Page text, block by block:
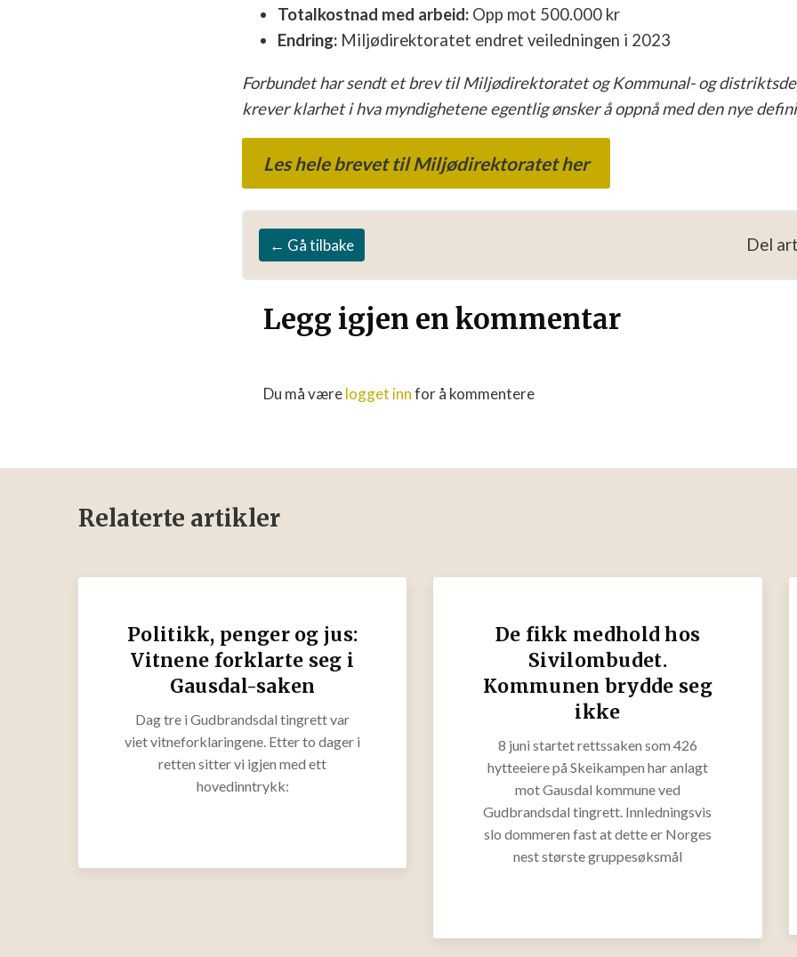
Totalkostnad med arbeid: Opp mot 500.000 kr
Endring: Miljødirektoratet endret veiledningen i 2023
Forbundet har sendt et brev til Miljødirektoratet og Kommunal- og
krever klarhet i hva myndighetene egentlig ønsker å oppnå med den nye
Les hele brevet til Miljødirektoratet her
← Gå tilbake Del
Legg igjen en kommentar
Du må værelogget innfor å kommentere
Relaterte artikler
Politikk, penger og jus:
Vitnene forklarte seg i
Gausdal-saken
Dag tre i Gudbrandsdal tingrett var
viet vitneforklaringene. Etter to dager i
retten sitter vi igjen med ett
hovedinntrykk:
De fikk medhold hos
Sivilombudet.
Kommunen brydde seg
ikke
8 juni startet rettssaken som 426
hytteeiere på Skeikampen har anlagt
mot Gausdal kommune ved
Gudbrandsdal tingrett. Innledningsvis
slo dommeren fast at dette er Norges
nest største gruppesøksmål